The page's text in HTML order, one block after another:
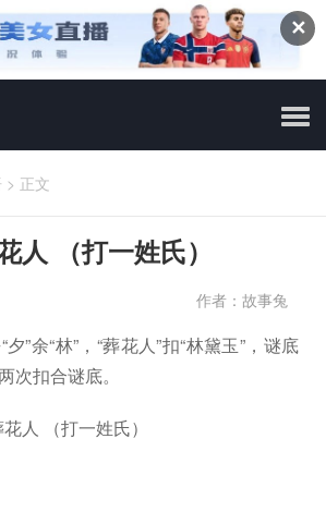
✕
> 正文
人 （打一姓氏）
作者：故事兔
”余“林”，“葬花人”扣“林黛玉”，谜底
次扣合谜底。
人 （打一姓氏）